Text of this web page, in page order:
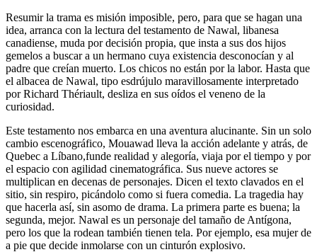
Resumir la trama es misión imposible, pero, para que se hagan una
idea, arranca con la lectura del testamento de Nawal, libanesa
canadiense, muda por decisión propia, que insta a sus dos hijos
gemelos a buscar a un hermano cuya existencia desconocían y al
padre que creían muerto. Los chicos no están por la labor. Hasta que
el albacea de Nawal, tipo esdrújulo maravillosamente interpretado
por Richard Thériault, desliza en sus oídos el veneno de la
curiosidad.
Este testamento nos embarca en una aventura alucinante. Sin un solo
cambio escenográfico, Mouawad lleva la acción adelante y atrás, de
Quebec a Líbano,funde realidad y alegoría, viaja por el tiempo y por
el espacio con agilidad cinematográfica. Sus nueve actores se
multiplican en decenas de personajes. Dicen el texto clavados en el
sitio, sin respiro, picándolo como si fuera comedia. La tragedia hay
que hacerla así, sin asomo de drama. La primera parte es buena; la
segunda, mejor. Nawal es un personaje del tamaño de Antígona,
pero los que la rodean también tienen tela. Por ejemplo, esa mujer de
a pie que decide inmolarse con un cinturón explosivo.